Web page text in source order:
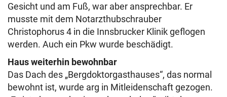
Gesicht und am Fuß, war aber ansprechbar. Er
musste mit dem Notarzthubschrauber
Christophorus 4 in die Innsbrucker Klinik geflogen
werden. Auch ein Pkw wurde beschädigt.
Haus weiterhin bewohnbar
Das Dach des „Bergdoktorgasthauses“, das normal
bewohnt ist, wurde arg in Mitleidenschaft gezogen.